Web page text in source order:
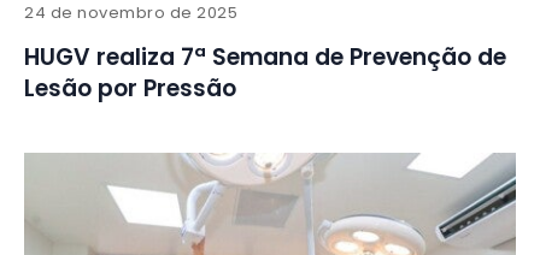
24 de novembro de 2025
HUGV realiza 7ª Semana de Prevenção de
Lesão por Pressão